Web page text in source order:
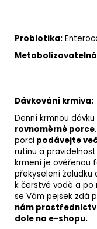
Probiotika:
Dávkování krmiva:
Denní krmnou
rovnoměrné porce
porci podávejte
rutinu a
krmení je ověřenou
překyselení žaludku
k čerstvé vodě a po
se Vám pejsek zdá
nám
dole na e-shopu.